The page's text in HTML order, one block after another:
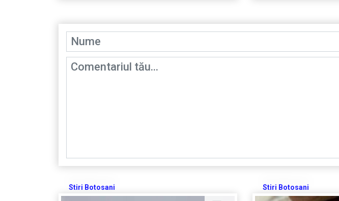
Stiri Botosani Stiri Botosani